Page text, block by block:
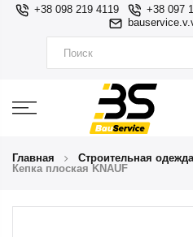
+38 098 219 4119 +38 097
Главная Строительная одежда
Кепка плоская KNAUF